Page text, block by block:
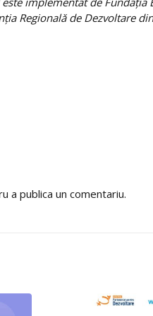
Regională de Dezvoltare
a publica un comentariu.